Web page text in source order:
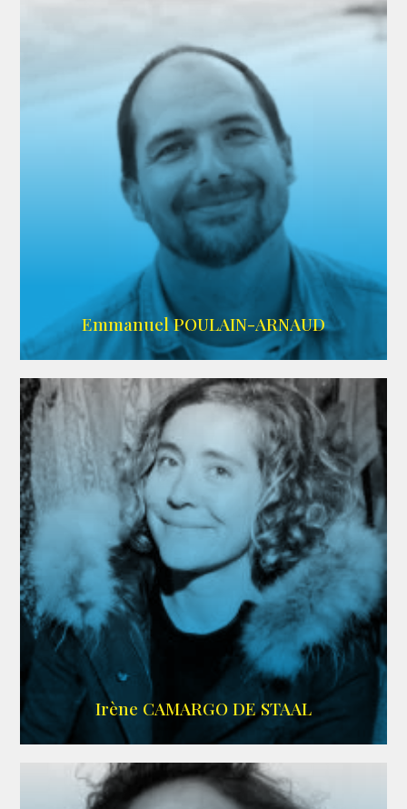
AGENCE SINGULARIST
Emmanuel POULAIN-ARNAUD
ALLOCINE
Irène CAMARGO DE STAAL